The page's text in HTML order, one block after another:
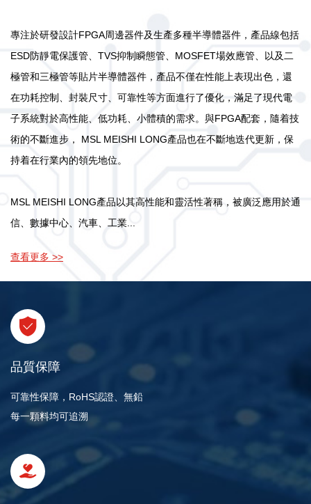
專注於研發設計FPGA周邊器件及生產多種半導體器件，產品線包括
ESD防靜電保護管、TVS抑制瞬態管、MOSFET場效應管、以及二
極管和三極管等貼片半導體器件，產品不僅在性能上表現出色，還
在功耗控制、封裝尺寸、可靠性等方面進行了優化，滿足了現代電
子系統對於高性能、低功耗、小體積的需求。與FPGA配套，隨着技
術的不斷進步， MSL MEISHI LONG產品也在不斷地迭代更新，保
持着在行業內的領先地位。
MSL MEISHI LONG產品以其高性能和靈活性著稱，被廣泛應用於通
信、數據中心、汽車、工業...
查看更多 >>
品質保障
可靠性保障，RoHS認證、無鉛
每一顆料均可追溯